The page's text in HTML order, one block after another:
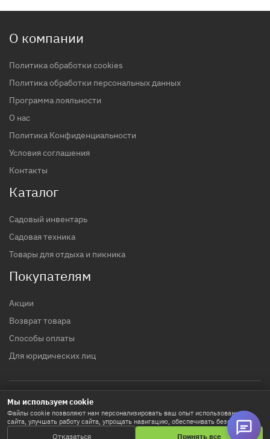
О компании
Политика обработки cookies
Политика обработки персональных данных
Программа лояльности
О нас
Политика Конфиденциальности
Условия соглашения
Контакты
Каталог
Садовый инвентарь
Садовая техника
Товары для отдыха и пикника
Покупателям
Акции
Возврат товара
Способы оплаты
Для юридических лиц
© 2017 - 2026 гг. Строительный магазин INTTOOLS
Политика конфиденциальности
Мы используем cookie
Файлы cookie позволяют нам персонализировать ваш опыт использования
сайта, улучшать работу сайта, упрощать навигацию, обеспечивать безопасность
и используются для маркетинговых активностей. Нажимая «Принять все», вы
Отказаться Принять все